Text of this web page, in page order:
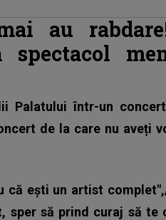
au
spectacol
Palatului într-un
de la care nu aveți
că ești un artist
sper să prind curaj să te